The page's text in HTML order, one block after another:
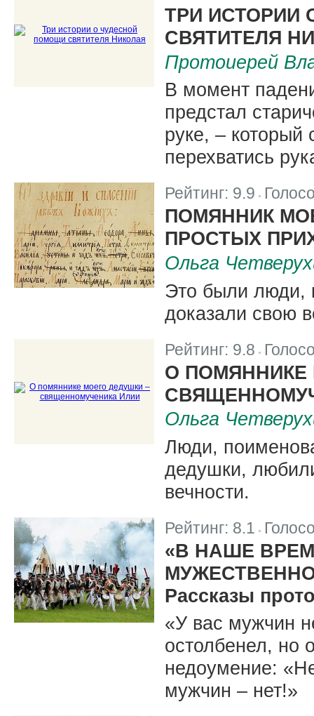
ТРИ ИСТОРИИ
СВЯТИТЕЛЯ
Протоиерей
В момент
предстал
руке, – который
перехватись
Рейтинг: 9.9
ПОМЯННИК
ПРОСТЫХ
Ольга
Это были люди,
доказали свою
Рейтинг: 9.8 |
О ПОМЯННИКЕ
Ольга
Люди,
дедушки,
вечности.
Рейтинг: 8.1 |
«В НАШЕ
Рассказы
«У вас мужчин
остолбенел, но
недоумение:
мужчин – нет!»